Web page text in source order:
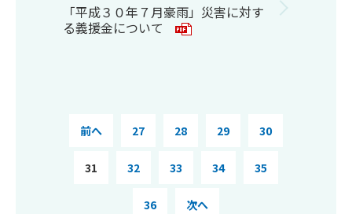
「平成３０年７月豪雨」災害に対す
る義援金について
前へ 27 28 29 30
31 32 33 34 35
36 次へ